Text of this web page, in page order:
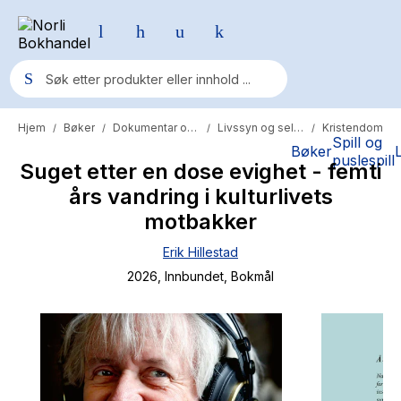
BøkerSpill og
puslespill
Populære søk
Pokemon
One piece
Hitster
Hypopressiv trening
Hjem / Bøker / Dokumentar og fakta / Livssyn og selvutvikling / Kristendom
Suget etter en dose evighet - femti
års vandring i kulturlivets
motbakker
Erik Hillestad
2026 , Innbundet , Bokmål